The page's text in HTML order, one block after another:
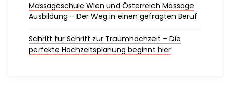
Massageschule Wien und Österreich Massage
Ausbildung – Der Weg in einen gefragten Beruf
Schritt für Schritt zur Traumhochzeit – Die
perfekte Hochzeitsplanung beginnt hier